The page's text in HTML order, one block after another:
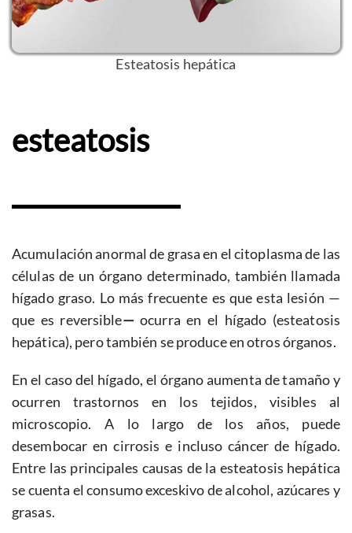
Esteatosis hepática
esteatosis
Acumulación anormal de grasa en el citoplasma de las
células de un órgano determinado, también llamada
hígado graso. Lo más frecuente es que esta lesión —
que es reversible—ocurra en el hígado (esteatosis
hepática), pero también se produce en otros órganos.
En el caso del hígado, el órgano aumenta de tamaño y
ocurren trastornos en los tejidos, visibles al
microscopio. A lo largo de los años, puede
desembocar en cirrosis e incluso cáncer de hígado.
Entre las principales causas de la esteatosis hepática
se cuenta el consumo exceskivo de alcohol, azúcares y
grasas.